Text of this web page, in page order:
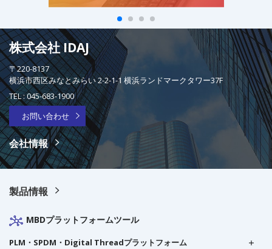
株式会社 IDAJ
〒220-8137
横浜市西区みなとみらい 2-2-1-1 横浜ランドマークタワー37F
TEL :045-683-1900
お問い合わせ
会社情報
製品情報
MBDプラットフォームツール
PLM・SPDM・Digital Threadプラットフォーム